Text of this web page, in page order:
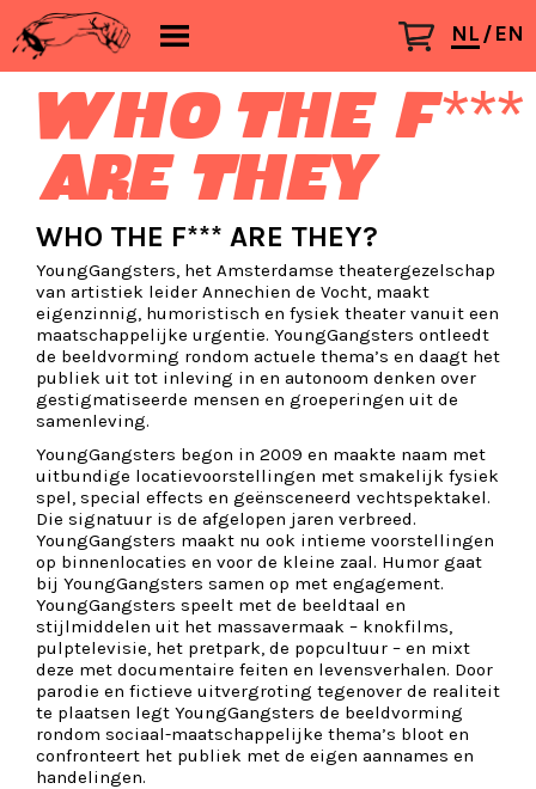
NL EN
WHO THE F***
ARE THEY
WHO THE F*** ARE THEY?
YoungGangsters, het Amsterdamse theatergezelschap
van artistiek leider Annechien de Vocht, maakt
eigenzinnig, humoristisch en fysiek theater vanuit een
maatschappelijke urgentie. YoungGangsters ontleedt
de beeldvorming rondom actuele thema’s en daagt het
publiek uit tot inleving in en autonoom denken over
gestigmatiseerde mensen en groeperingen uit de
samenleving.
YoungGangsters begon in 2009 en maakte naam met
uitbundige locatievoorstellingen met smakelijk fysiek
spel, special effects en geënsceneerd vechtspektakel.
Die signatuur is de afgelopen jaren verbreed.
YoungGangsters maakt nu ook intieme voorstellingen
op binnenlocaties en voor de kleine zaal. Humor gaat
bij YoungGangsters samen op met engagement.
YoungGangsters speelt met de beeldtaal en
stijlmiddelen uit het massavermaak – knokfilms,
pulptelevisie, het pretpark, de popcultuur – en mixt
deze met documentaire feiten en levensverhalen. Door
parodie en fictieve uitvergroting tegenover de realiteit
te plaatsen legt YoungGangsters de beeldvorming
rondom sociaal-maatschappelijke thema’s bloot en
confronteert het publiek met de eigen aannames en
handelingen.